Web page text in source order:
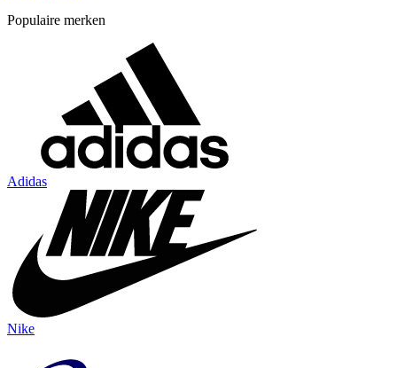
Populaire merken
Adidas
Nike